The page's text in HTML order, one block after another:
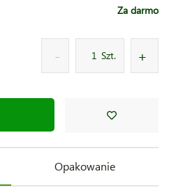
Za darmo
Szt.
Opakowanie